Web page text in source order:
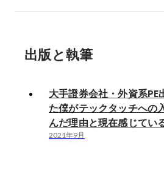
出版と執筆
大手證券会社・外資系PE
た僕がテックタッチへの
んだ理由と現在感じてい
2021年9月